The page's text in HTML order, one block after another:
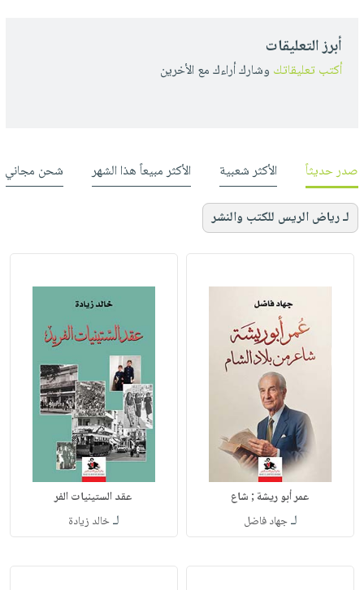
أبرز التعليقات
أكتب تعليقاتك وشارك أراءك مع الأخرين
صدر حديثاً الأكثر شعبية الأكثر مبيعاً هذا الشهر شحن مجاني
لـ رياض الريس للكتب والنشر
عمر أبو ريشة ; شاع
لـجهاد فاضل
عقد الستينيات الفر
لـخالد زيادة